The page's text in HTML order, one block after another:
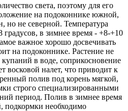
света, поэтому для его
на подоконнике южной,
но не северной. Температура
в зимнее время - +8-+10
важное хорошо досвечивать
на подоконнике. Растение не
в воде, соприкосновение
восковой налет, что приводит к
полив под корень мягкой,
строго специализированными
период. Полив в зимнее время
необходимо